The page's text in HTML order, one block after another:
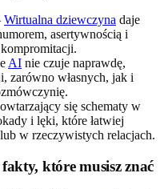
Wirtualna dziewczyna daje
asertywnością i
AI nie czuje naprawdę,
zarówno własnych, jak i
się schematy w
i lęki, które łatwiej
w rzeczywistych relacjach.
które musisz znać